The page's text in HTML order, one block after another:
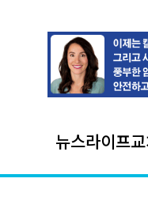
뉴스라이프